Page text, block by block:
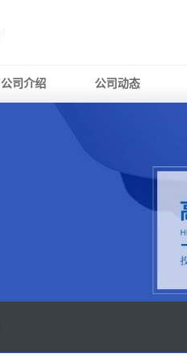
公司介绍 公司动态